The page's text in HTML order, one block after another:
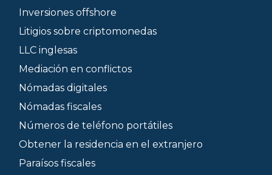
Inversiones offshore
Litigios sobre criptomonedas
LLC inglesas
Mediación en conflictos
Nómadas digitales
Nómadas fiscales
Números de teléfono portátiles
Obtener la residencia en el extranjero
Paraísos fiscales